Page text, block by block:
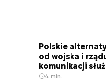
Polskie
od wojska i
komunikacji
4 min.